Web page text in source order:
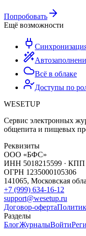
Попробовать
Ещё возможности
Всё в облаке
Доступы по
WESETUP
Сервис электронных
общепита и пищевых
Реквизиты
ООО «БФС»
ИНН 5018215599 · КПП
ОГРН 1235000105306
141065, Московская
+7 (999) 634-16-12
support@wesetup.ru
Договор-оферта
Разделы
БлогЖурналыВойти